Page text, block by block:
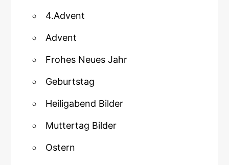
4.Advent
Advent
Frohes Neues Jahr
Geburtstag
Heiligabend Bilder
Muttertag Bilder
Ostern